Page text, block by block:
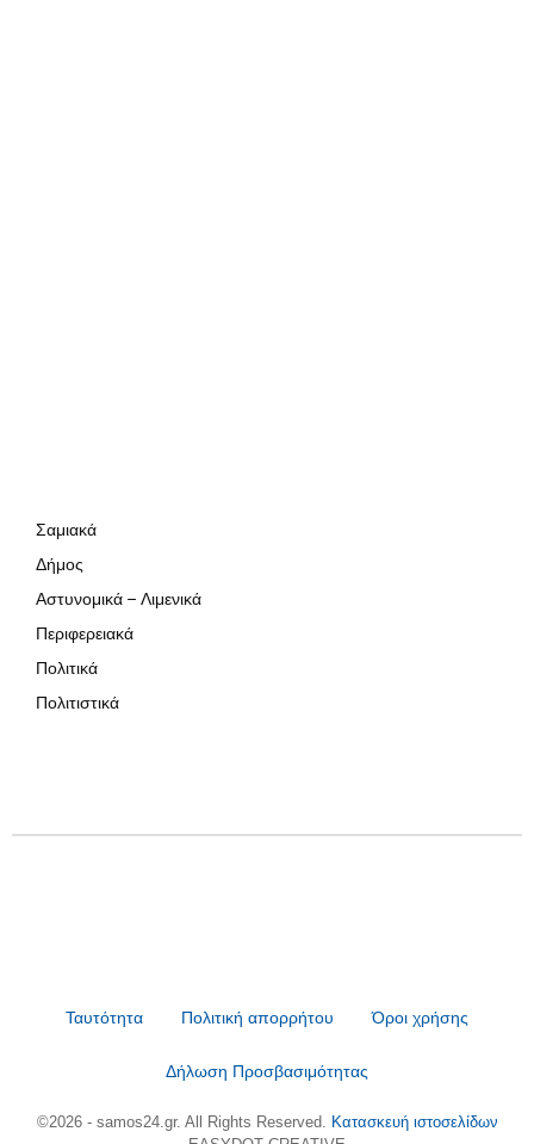
Σαμιακά
Δήμος
Αστυνομικά – Λιμενικά
Περιφερειακά
Πολιτικά
Πολιτιστικά
Ταυτότητα Πολιτική απορρήτου Όροι χρήσης
Δήλωση Προσβασιμότητας
©2026 - samos24.gr. All Rights Reserved. Κατασκευή ιστοσελίδων